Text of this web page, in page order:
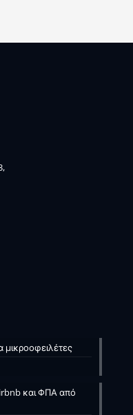
μικροοφειλέτες
και ΦΠΑ από